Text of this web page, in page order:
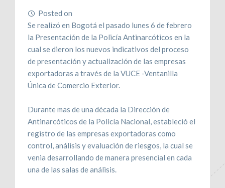
Posted on
Se realizó en Bogotá el pasado lunes 6 de febrero
la Presentación de la Policía Antinarcóticos en la
cual se dieron los nuevos indicativos del proceso
de presentación y actualización de las empresas
exportadoras a través de la VUCE -Ventanilla
Única de Comercio Exterior.
Durante mas de una década la Dirección de
Antinarcóticos de la Policía Nacional, estableció el
registro de las empresas exportadoras como
control, análisis y evaluación de riesgos, la cual se
venia desarrollando de manera presencial en cada
una de las salas de análisis.